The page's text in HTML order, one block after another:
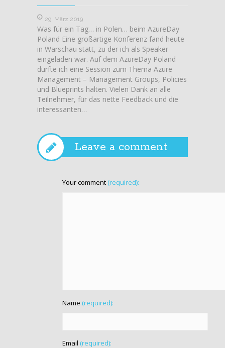
29. März 2019
Was für ein Tag… in Polen… beim AzureDay
Poland Eine großartige Konferenz fand heute
in Warschau statt, zu der ich als Speaker
eingeladen war. Auf dem AzureDay Poland
durfte ich eine Session zum Thema Azure
Management – Management Groups, Policies
und Blueprints halten. Vielen Dank an alle
Teilnehmer, für das nette Feedback und die
interessanten…
Leave a comment
Your comment (required):
Name (required):
Email (required):